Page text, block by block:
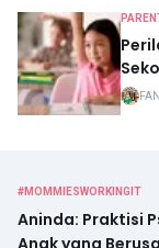
#MOMMIESWORKINGIT
Aninda: Praktisi
Anak yang